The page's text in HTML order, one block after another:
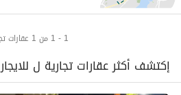
1 - 1 من 1 عقارات تجارية
إكتشف أكثر عقارات تجارية ل للايجار